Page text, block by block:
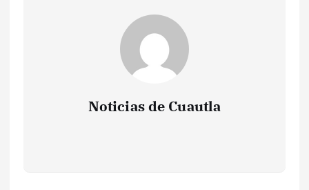
Noticias de Cuautla